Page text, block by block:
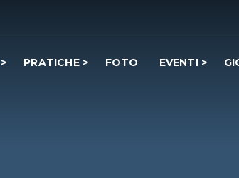
PRATICHE FOTO EVENTI